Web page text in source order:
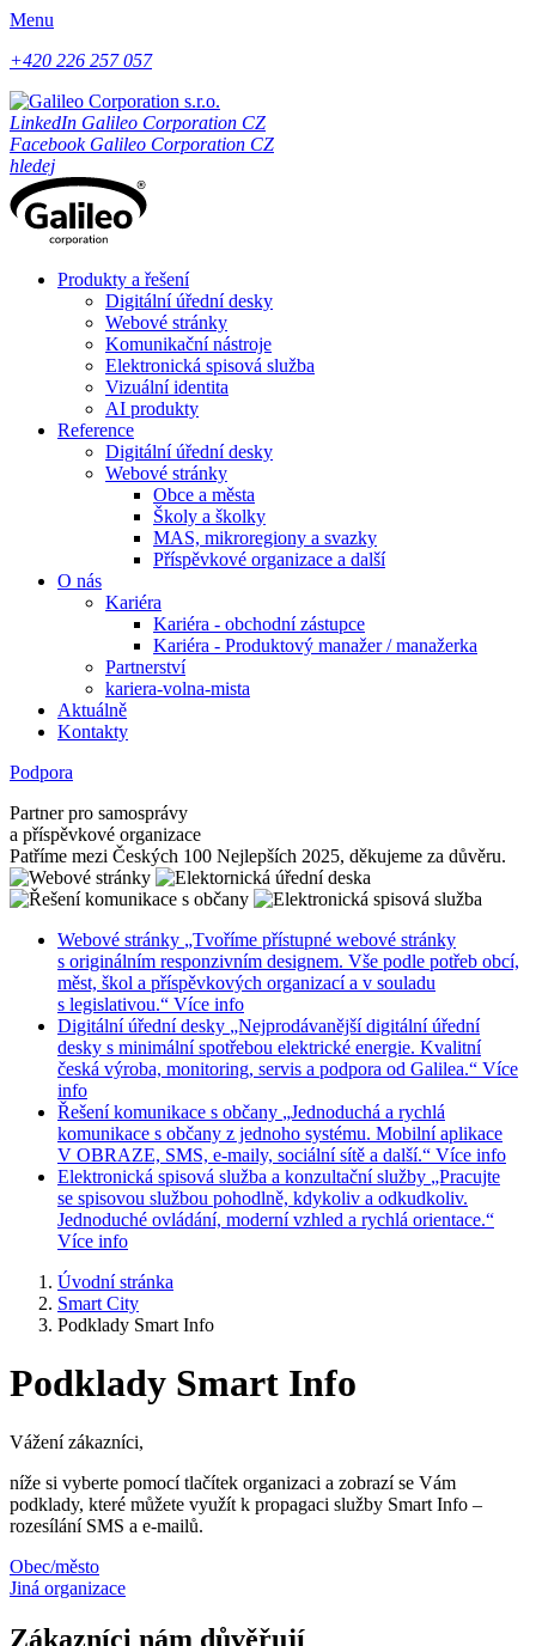
Menu
+420 226 257 057
LinkedIn Galileo Corporation CZ
Facebook Galileo Corporation CZ
hledej
Produkty a řešení
Digitální úřední desky
Webové stránky
Komunikační nástroje
Elektronická spisová služba
Vizuální identita
AI produkty
Reference
Digitální úřední desky
Webové stránky
Obce a města
Školy a školky
MAS, mikroregiony a svazky
Příspěvkové organizace a další
O nás
Kariéra
Kariéra - obchodní zástupce
Kariéra - Produktový manažer / manažerka
Partnerství
kariera-volna-mista
Aktuálně
Kontakty
Podpora
Partner pro samosprávy
a příspěvkové organizace
Patříme mezi Českých 100 Nejlepších 2025, děkujeme za důvěru.
Webové stránky „Tvoříme přístupné webové stránky
s originálním responzivním designem. Vše podle potřeb obcí,
měst, škol a příspěvkových organizací a v souladu
s legislativou.“ Více info
Digitální úřední desky „Nejprodávanější digitální úřední
desky s minimální spotřebou elektrické energie. Kvalitní
česká výroba, monitoring, servis a podpora od Galilea.“ Více
info
Řešení komunikace s občany „Jednoduchá a rychlá
komunikace s občany z jednoho systému. Mobilní aplikace
V OBRAZE, SMS, e-maily, sociální sítě a další.“ Více info
Elektronická spisová služba a konzultační služby „Pracujte
se spisovou službou pohodlně, kdykoliv a odkudkoliv.
Jednoduché ovládání, moderní vzhled a rychlá orientace.“
Více info
Úvodní stránka
Smart City
Podklady Smart Info
Podklady Smart Info
Vážení zákazníci,
níže si vyberte pomocí tlačítek organizaci a zobrazí se Vám
podklady, které můžete využít k propagaci služby Smart Info –
rozesílání SMS a e-mailů.
Obec/město
Jiná organizace
Zákazníci nám důvěřují